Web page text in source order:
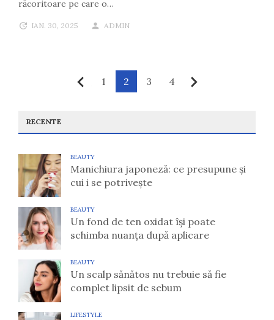
răcoritoare pe care o…
IAN. 30, 2025 ADMIN
Paginație
Anterior
1 2 3 4
RECENTE
BEAUTY
Manichiura japoneză: ce presupune și
cui i se potrivește
BEAUTY
Un fond de ten oxidat își poate
schimba nuanța după aplicare
BEAUTY
Un scalp sănătos nu trebuie să fie
complet lipsit de sebum
LIFESTYLE